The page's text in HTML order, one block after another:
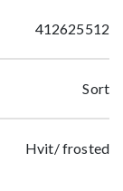
412625512
Sort
Hvit/ frosted